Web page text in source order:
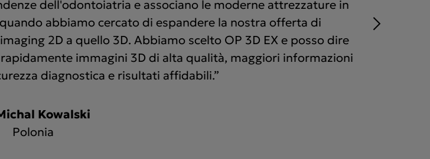
dell'odontoiatria e associano le moderne attrezzature in
abbiamo cercato di espandere la nostra offerta di
2D a quello 3D. Abbiamo scelto OP 3D EX e posso dire
immagini 3D di alta qualità, maggiori informazioni
diagnostica e risultati affidabili.”
Kowalski
Polonia